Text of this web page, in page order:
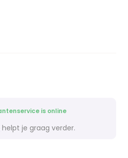
is online
helpt je graag verder.